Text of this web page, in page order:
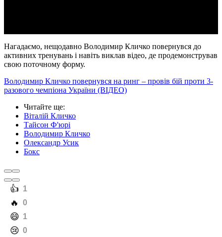
Нагадаємо, нещодавно Володимир Кличко повернувся до
активних тренувань і навіть виклав відео, де продемонстрував
свою поточному форму.
Володимир Кличко повернувся на ринг – провів бій проти 3-
разового чемпіона України (ВІДЕО)
Читайте ще:
Віталій Кличко
Тайсон Ф'юрі
Володимир Кличко
Олександр Усик
Бокс
️👍 1
️🔥 0
️😄 1
️😢 0